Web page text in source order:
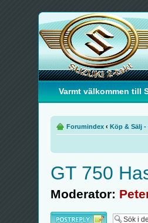
Varmt välkommen till
Forumindex ‹ Köp & Sälj
GT 750
Moderator:
Besvara